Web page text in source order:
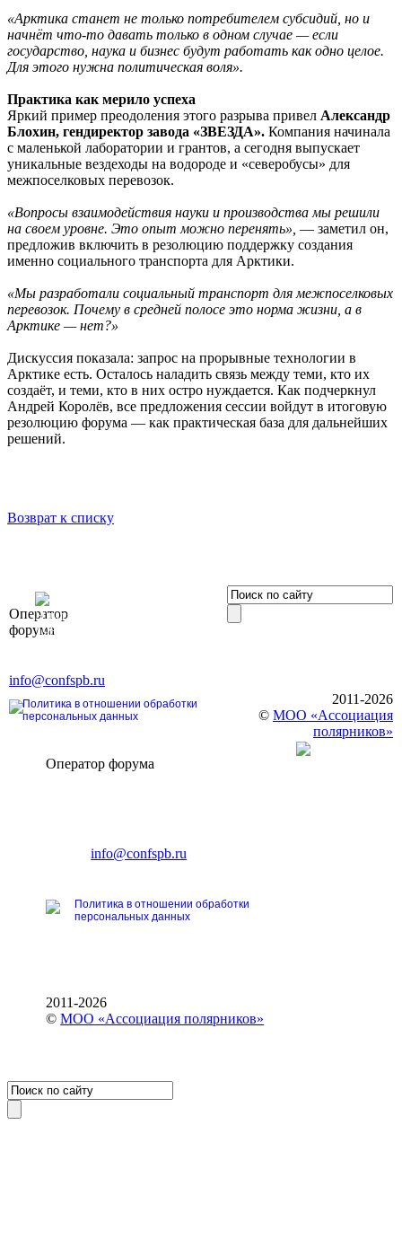
«Арктика станет не только потребителем субсидий, но и
начнёт что-то давать только в одном случае — если
государство, наука и бизнес будут работать как одно целое.
Для этого нужна политическая воля».
Практика как мерило успеха
Яркий пример преодоления этого разрыва привел Александр
Блохин, гендиректор завода «ЗВЕЗДА». Компания начинала
с маленькой лаборатории и грантов, а сегодня выпускает
уникальные вездеходы на водороде и «северобусы» для
межпоселковых перевозок.
«Вопросы взаимодействия науки и производства мы решили
на своем уровне. Это опыт можно перенять», — заметил он,
предложив включить в резолюцию поддержку создания
именно социального транспорта для Арктики.
«Мы разработали социальный транспорт для межпоселковых
перевозок. Почему в средней полосе это норма жизни, а в
Арктике — нет?»
Дискуссия показала: запрос на прорывные технологии в
Арктике есть. Осталось наладить связь между теми, кто их
создаёт, и теми, кто в них остро нуждается. Как подчеркнул
Андрей Королёв, все предложения сессии войдут в итоговую
резолюцию форума — как практическая база для дальнейших
решений.
Возврат к списку
Оператор
форума
Элит»
196191, г. Санкт-Петербург,
info@confspb.ru
Политика в отношении обработки
персональных данных
2011-2026
© МОО «Ассоциация
полярников»
Оператор форума
E-mail:info@confspb.ru
Политика в отношении обработки
персональных данных
2011-2026
©МОО «Ассоциация полярников»